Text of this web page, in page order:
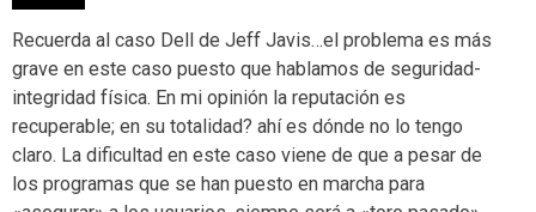
Recuerda al caso Dell de Jeff Javis…el problema es más
grave en este caso puesto que hablamos de seguridad-
integridad física. En mi opinión la reputación es
recuperable; en su totalidad? ahí es dónde no lo tengo
claro. La dificultad en este caso viene de que a pesar de
los programas que se han puesto en marcha para